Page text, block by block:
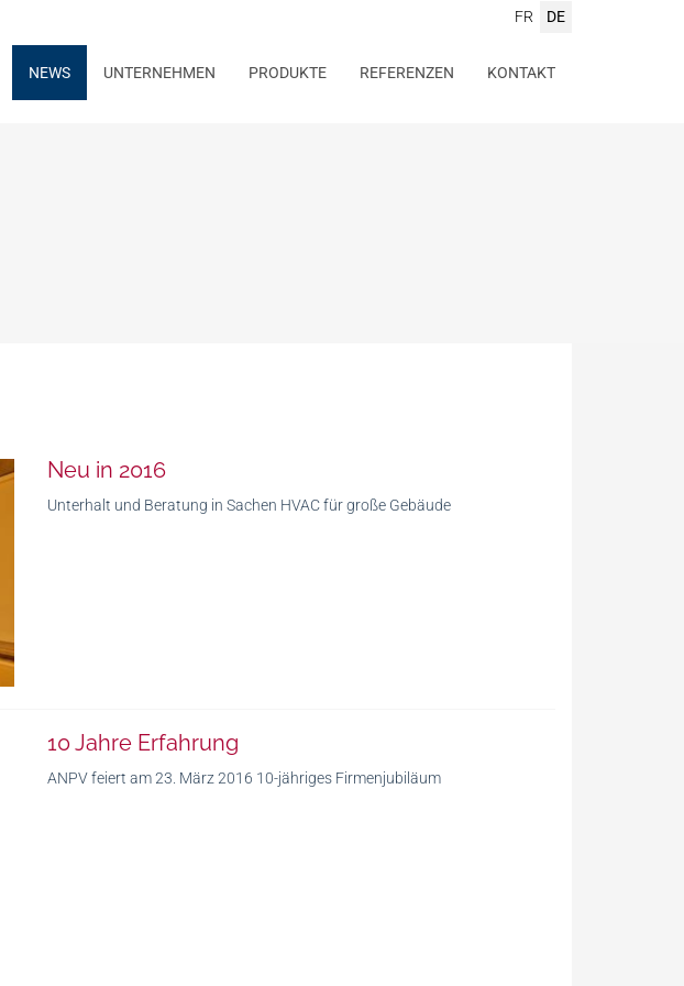
FR DE
NEWS UNTERNEHMEN PRODUKTE REFERENZEN KONTAKT
Neu in 2016
Unterhalt und Beratung in Sachen HVAC für große Gebäude
10 Jahre Erfahrung
ANPV feiert am 23. März 2016 10-jähriges Firmenjubiläum